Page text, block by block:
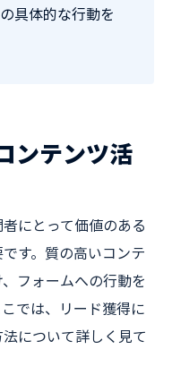
具体的な行動を
ンテンツ活
にとって価値のある
す。質の高いコンテ
フォームへの行動を
では、リード獲得に
について詳しく見て